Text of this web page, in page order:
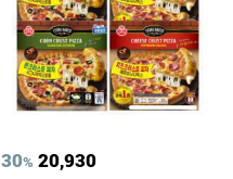
30% 20,930